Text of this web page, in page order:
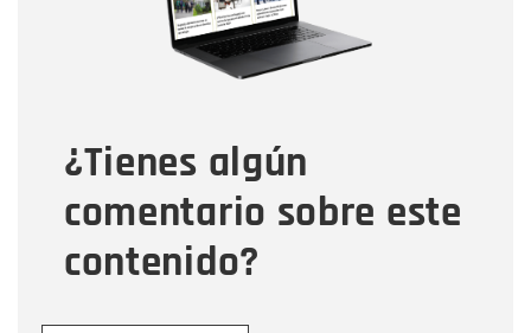
¿Tienes algún
comentario sobre este
contenido?
Tipo de comentario
Mensaje